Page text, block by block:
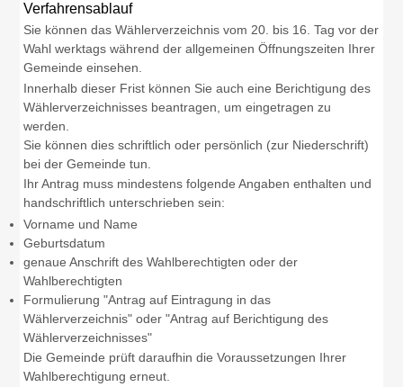
Verfahrensablauf
Sie können das Wählerverzeichnis vom 20. bis 16. Tag vor der
Wahl werktags während der allgemeinen Öffnungszeiten Ihrer
Gemeinde einsehen.
Innerhalb dieser Frist können Sie auch eine Berichtigung des
Wählerverzeichnisses beantragen, um eingetragen zu
werden.
Sie können dies schriftlich oder persönlich (zur Niederschrift)
bei der Gemeinde tun.
Ihr Antrag muss mindestens folgende Angaben enthalten und
handschriftlich unterschrieben sein:
Vorname und Name
Geburtsdatum
genaue Anschrift des Wahlberechtigten oder der
Wahlberechtigten
Formulierung "Antrag auf Eintragung in das
Wählerverzeichnis" oder "Antrag auf Berichtigung des
Wählerverzeichnisses"
Die Gemeinde prüft daraufhin die Voraussetzungen Ihrer
Wahlberechtigung erneut.